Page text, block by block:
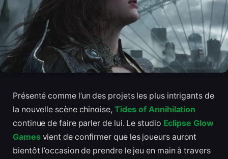
Présenté comme l’un des projets les plus intrigants de
la nouvelle scène chinoise, Tides of Annihilation
continue de faire parler de lui. Le studio Eclipse Glow
Gamesvient de confirmer que les joueurs auront
bientôt l’occasion de prendre le jeu en main à travers